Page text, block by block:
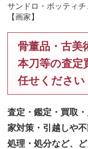
サンドロ・ボッティ
【画家】
骨董品・古美
本刀等の査定
任せください
査定・鑑定・買取
家対策・引越しや
処理・処分など、ど